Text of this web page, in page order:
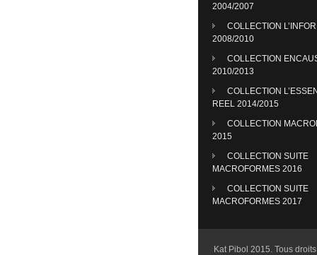
2004/2007
COLLECTION
2008/2010
COLLECTION
2010/2013
COLLECTION
REEL 2014/2015
COLLECTION
2015
COLLECTION SUITE
MACROFORMES 2016
COLLECTION SUITE
MACROFORMES 2017
Kat Pibol 2015. Tous